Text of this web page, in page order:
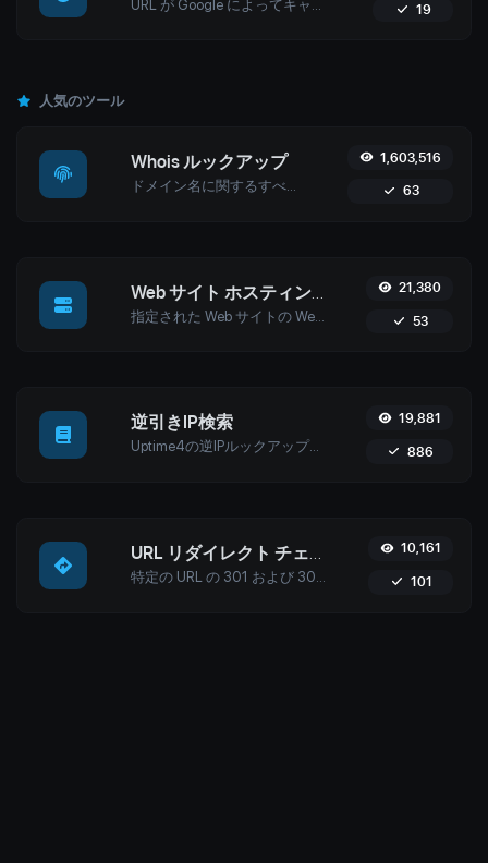
19
人気のツール
Whois ルックアップ
ドメイン名に関するすべての可能な詳細を取得します。
1,603,516
63
Web サイト ホスティング チェッカー 21,380
53
逆引きIP検索
Uptime4の逆IPルックアップツールを使用して、任意のIPに関連付けられたドメインを発見してください。サイバーセキュリティ、ウェブホスティング分析、SEO最適化に最適です。
19,881
886
URL リダイレクト チェッカー 10,161
101